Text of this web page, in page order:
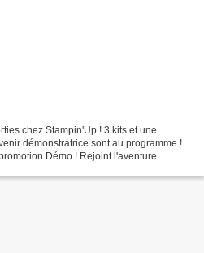
chez Stampin'Up ! 3 kits et une
démonstratrice sont au programme !
Démo ! Rejoint l'aventure